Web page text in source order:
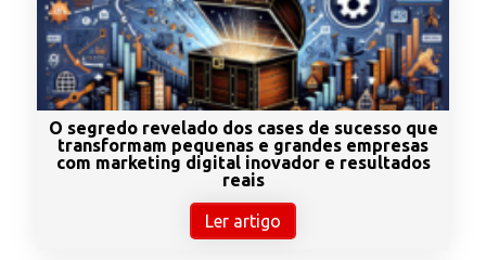
O segredo revelado dos cases de sucesso que
transformam pequenas e grandes empresas
com marketing digital inovador e resultados
reais
Ler artigo